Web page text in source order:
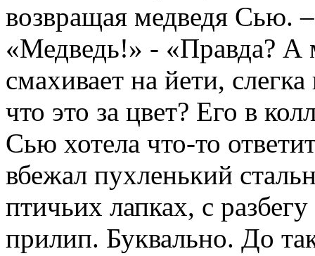
возвращая медведя Сью.
«Медведь!» - «Правда? А
смахивает на йети,
что это за цвет? Его в
Сью хотела что-то
вбежал пухленький
птичьих лапках, с
прилип. Буквально. До